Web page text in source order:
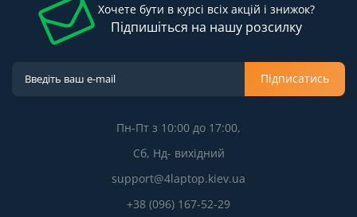
Хочете бути в курсі всіх акцій і знижок?
Підпишіться на нашу розсилку
Підписатись
Пн-Пт з 10:00 до 17:00,
Сб, Нд- вихідний
support@4laptop.kiev.ua
+38 (096) 167-52-29